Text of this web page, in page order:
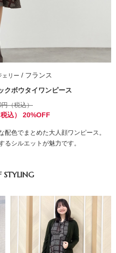
リー / フランス
クボウタイワンピース
円（税込）
込） 20%OFF
色でまとめた大人顔ワンピース。
シルエットが魅力です。
STYLING